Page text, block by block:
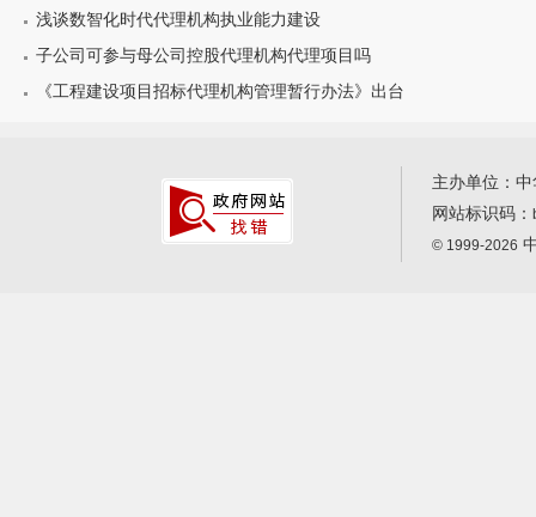
浅谈数智化时代代理机构执业能力建设
子公司可参与母公司控股代理机构代理项目吗
《工程建设项目招标代理机构管理暂行办法》出台
主办单位：
网站标识码：
© 1999-2026